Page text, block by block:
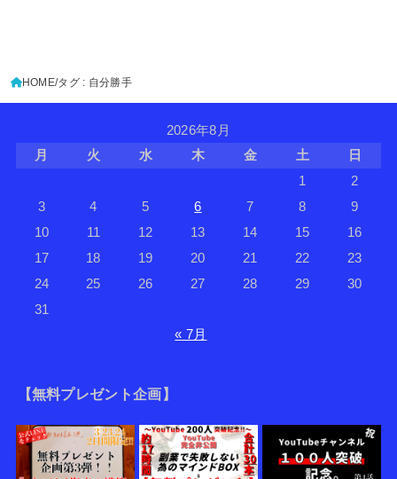
HOME タグ : 自分勝手
2026年8月
月
火 水 木 金 土
日
1
2
3
4 5 6 7 8
9
10
11 12 13 14 15
16
17
18 19 20 21 22
23
24
25 26 27 28 29
30
31
« 7月
【無料プレゼント企画】